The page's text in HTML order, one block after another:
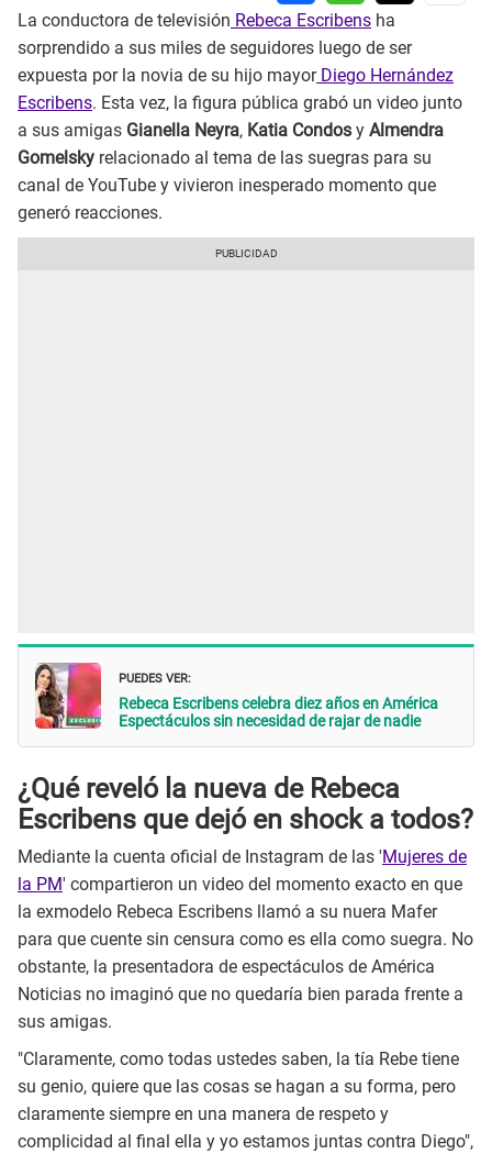
La conductora de televisión Rebeca Escribens ha
sorprendido a sus miles de seguidores luego de ser
expuesta por la novia de su hijo mayorDiego Hernández
Escribens. Esta vez, la figura pública grabó un video junto
a sus amigas Gianella Neyra, Katia Condos y Almendra
Gomelsky relacionado al tema de las suegras para su
canal de YouTube y vivieron inesperado momento que
generó reacciones.
PUEDES VER:
Rebeca Escribens celebra diez años en América
Espectáculos sin necesidad de rajar de nadie
¿Qué reveló la nueva de Rebeca
Escribens que dejó en shock a todos?
Mediante la cuenta oficial de Instagram de las 'Mujeres de
la PM' compartieron un video del momento exacto en que
la exmodelo Rebeca Escribens llamó a su nuera Mafer
para que cuente sin censura como es ella como suegra. No
obstante, la presentadora de espectáculos de América
Noticias no imaginó que no quedaría bien parada frente a
sus amigas.
"Claramente, como todas ustedes saben, la tía Rebe tiene
su genio, quiere que las cosas se hagan a su forma, pero
claramente siempre en una manera de respeto y
complicidad al final ella y yo estamos juntas contra Diego",